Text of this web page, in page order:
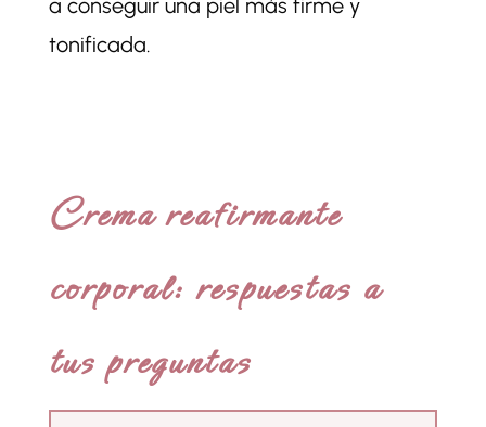
a conseguir una piel más firme y
tonificada.
Crema reafirmante
corporal: respuestas a
tus preguntas